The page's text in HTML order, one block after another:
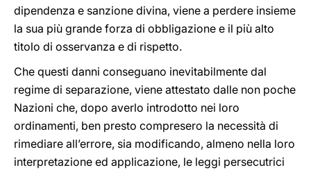
dipendenza e sanzione divina, viene a perdere insieme
la sua più grande forza di obbligazione e il più alto
titolo di osservanza e di rispetto.
Che questi danni conseguano inevitabilmente dal
regime di separazione, viene attestato dalle non poche
Nazioni che, dopo averlo introdotto nei loro
ordinamenti, ben presto compresero la necessità di
rimediare all’errore, sia modificando, almeno nella loro
interpretazione ed applicazione, le leggi persecutrici